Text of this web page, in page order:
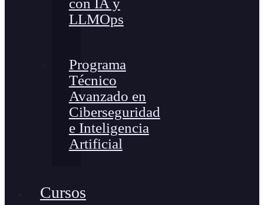
con IA y
LLMOps
Programa
Técnico
Avanzado en
Ciberseguridad
e Inteligencia
Artificial
Cursos